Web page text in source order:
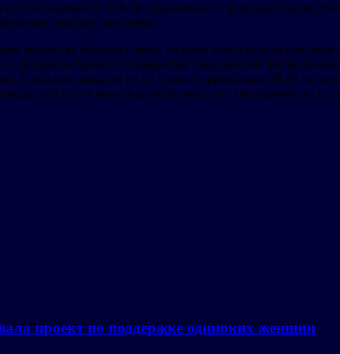
Посещаемость ТРК по сравнению с прошлым годом
доходов населения.
агентства Watcom Group, сильнее всего пострадали
только 20 процентов покупателей. Не
А скидки обещали не на уровне привычных 20-30
после вынужденного простоя. Посещаемость
проект по поддержке одиноких женщин